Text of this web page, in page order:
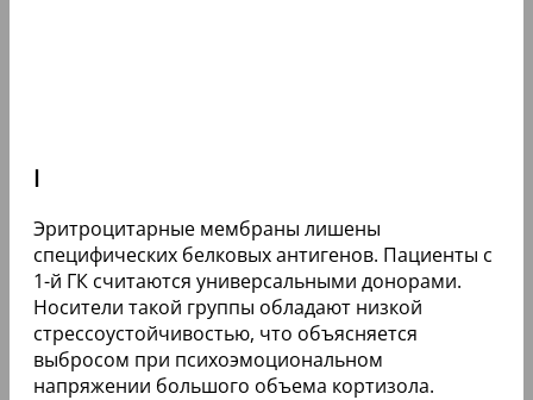
I
Эритроцитарные мембраны лишены
специфических белковых антигенов. Пациенты с
1-й ГК считаются универсальными донорами.
Носители такой группы обладают низкой
стрессоустойчивостью, что объясняется
выбросом при психоэмоциональном
напряжении большого объема кортизола.